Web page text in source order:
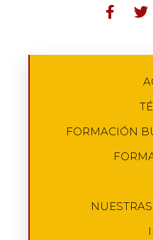
FORMACIÓN